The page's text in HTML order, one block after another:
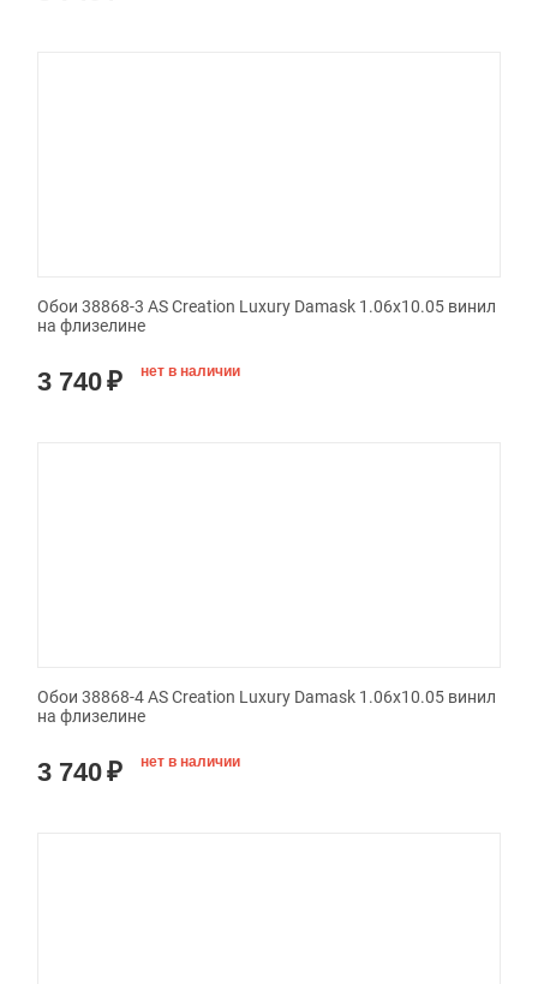
Обои 38868-3 AS Creation Luxury Damask 1.06x10.05 винил
на флизелине
3 740₽ нет в наличии
Обои 38868-4 AS Creation Luxury Damask 1.06x10.05 винил
на флизелине
3 740₽ нет в наличии